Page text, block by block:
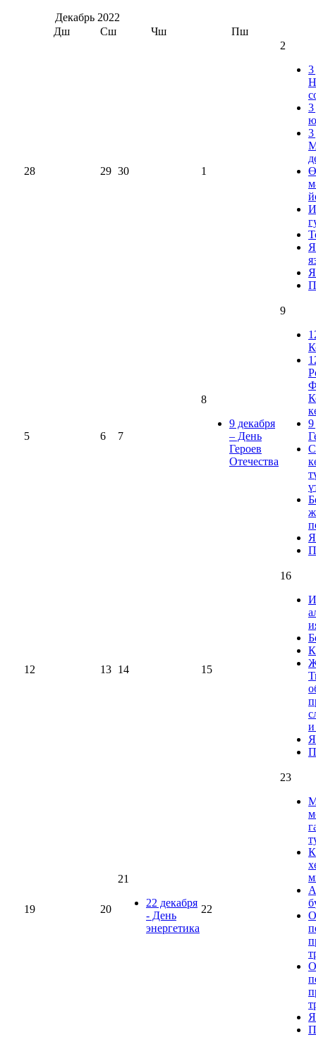
Декабрь 2022
Дш
Сш Чш Пш
28 29 30 1
2
3
3
3
5 6 7
8
9 декабря
– День
Героев
Отечества
9
9
12 13 14 15
16
и
19 20
21
22 декабря
- День
энергетика
22
23
О
О